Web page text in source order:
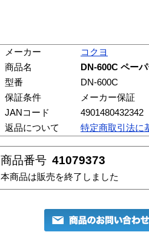
メーカー
コクヨ
商品名
DN-600C ペー
型番
DN-600C
保証条件
メーカー保証
JANコード
4901480432342
返品について
特定商取引法に
商品番号 41079373
本商品は販売を終了しました